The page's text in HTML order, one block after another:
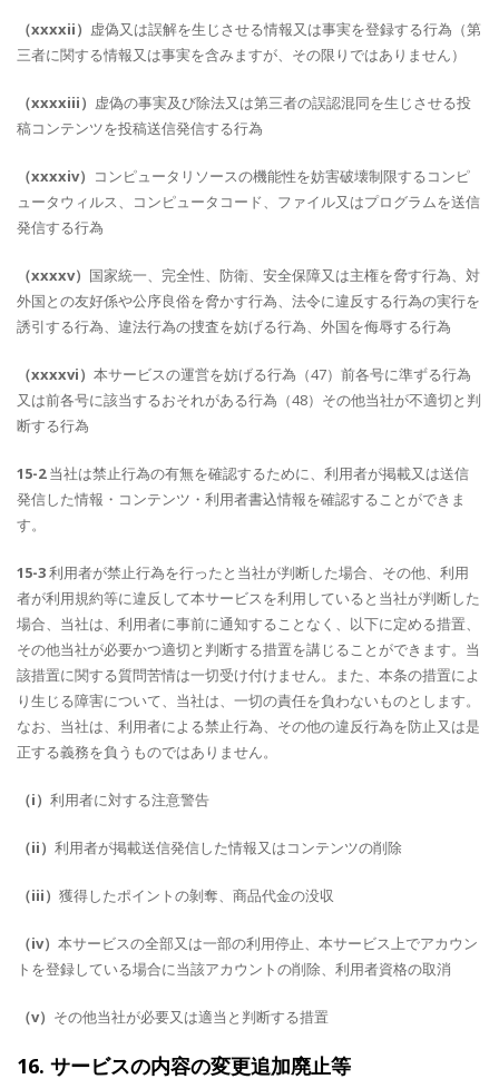
（xxxxii） 虚偽又は誤解を生じさせる情報又は事実を登録する行為（第
三者に関する情報又は事実を含みますが、その限りではありません）
（xxxxiii） 虚偽の事実及び除法又は第三者の誤認混同を生じさせる投
稿コンテンツを投稿送信発信する行為
（xxxxiv） コンピュータリソースの機能性を妨害破壊制限するコンピ
ュータウィルス、コンピュータコード、ファイル又はプログラムを送信
発信する行為
（xxxxv） 国家統一、完全性、防衛、安全保障又は主権を脅す行為、対
外国との友好係や公序良俗を脅かす行為、法令に違反する行為の実行を
誘引する行為、違法行為の捜査を妨げる行為、外国を侮辱する行為
（xxxxvi） 本サービスの運営を妨げる行為（47）前各号に準ずる行為
又は前各号に該当するおそれがある行為（48）その他当社が不適切と判
断する行為
15-2当社は禁止行為の有無を確認するために、利用者が掲載又は送信
発信した情報・コンテンツ・利用者書込情報を確認することができま
す。
15-3利用者が禁止行為を行ったと当社が判断した場合、その他、利用
者が利用規約等に違反して本サービスを利用していると当社が判断した
場合、当社は、利用者に事前に通知することなく、以下に定める措置、
その他当社が必要かつ適切と判断する措置を講じることができます。当
該措置に関する質問苦情は一切受け付けません。また、本条の措置によ
り生じる障害について、当社は、一切の責任を負わないものとします。
なお、当社は、利用者による禁止行為、その他の違反行為を防止又は是
正する義務を負うものではありません。
（i） 利用者に対する注意警告
（ii） 利用者が掲載送信発信した情報又はコンテンツの削除
（iii） 獲得したポイントの剝奪、商品代金の没収
（iv） 本サービスの全部又は一部の利用停止、本サービス上でアカウン
トを登録している場合に当該アカウントの削除、利用者資格の取消
（v） その他当社が必要又は適当と判断する措置
16. サービスの内容の変更追加廃止等